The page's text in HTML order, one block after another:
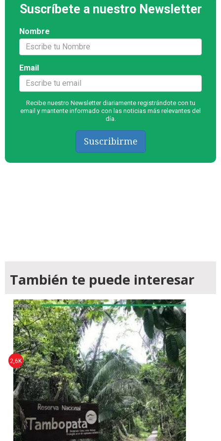
Suscríbete a nuestro Newsletter
Nombre
Email
Recibe nuestro Newsletter diariamente registrándote con tu
email y mantente informado con las noticias más relevantes del
día.
Suscribirme
También te puede interesar
2,6K